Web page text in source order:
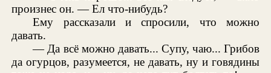
произнес он. — Ел что-нибудь?
Ему рассказали и спросили, что можно
давать.
— Да всё можно давать... Супу, чаю... Грибов
да огурцов, разумеется, не давать, ну и говядины